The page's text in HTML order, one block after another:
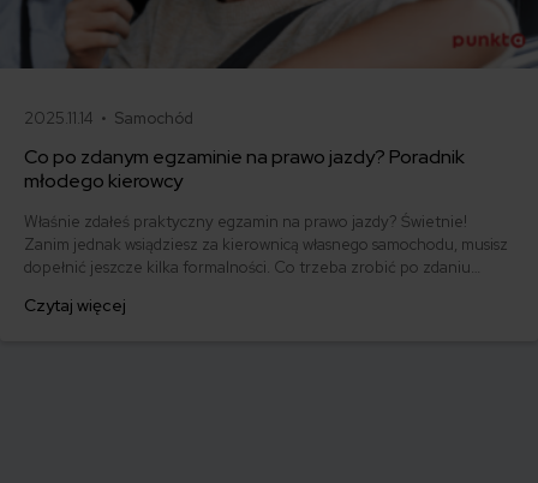
2025.11.14 • Samochód
Co po zdanym egzaminie na prawo jazdy? Poradnik
młodego kierowcy
Właśnie zdałeś praktyczny egzamin na prawo jazdy? Świetnie!
Zanim jednak wsiądziesz za kierownicą własnego samochodu, musisz
dopełnić jeszcze kilka formalności. Co trzeba zrobić po zdaniu
którym szybko załatwisz sprawy urzędowe i będziesz mógł prowadzić
Czytaj więcej